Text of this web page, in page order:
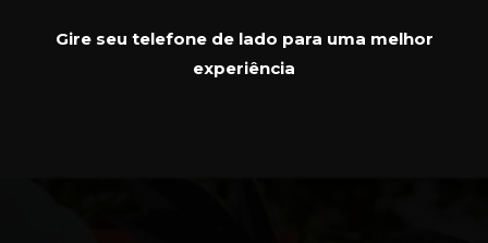
Gire seu telefone de lado para uma melhor
experiência